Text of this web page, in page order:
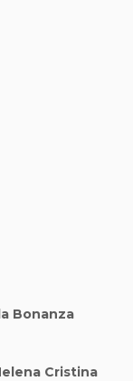
Bonanza
Cristina